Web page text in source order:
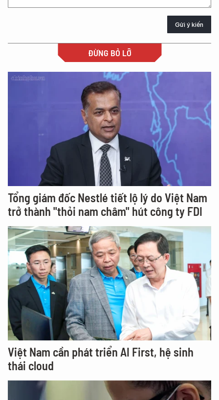
Gửi ý kiến
ĐỪNG BỎ LỠ
Tổng giám đốc Nestlé tiết lộ lý do Việt Nam
trở thành "thỏi nam châm" hút công ty FDI
Việt Nam cần phát triển AI First, hệ sinh
thái cloud